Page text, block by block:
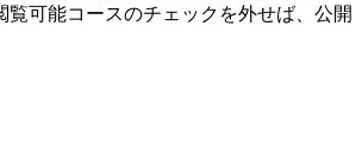
可能コースのチェックを外せば、公開